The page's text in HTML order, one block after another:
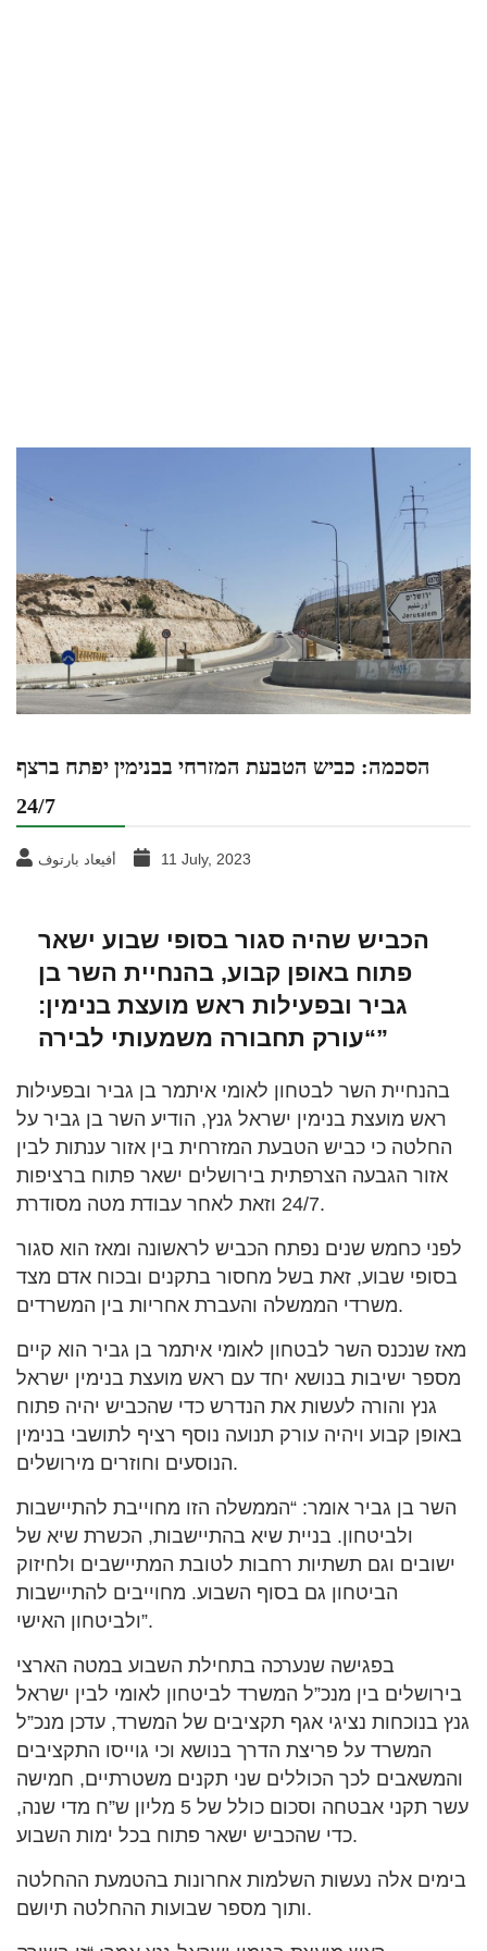
הסכמה: כביש הטבעת המזרחי בבנימין יפתח ברצף
24/7
أفيعاد بارتوف 11 July, 2023
הכביש שהיה סגור בסופי שבוע ישאר
פתוח באופן קבוע, בהנחיית השר בן
גביר ובפעילות ראש מועצת בנימין:
“עורק תחבורה משמעותי לבירה”
בהנחיית השר לבטחון לאומי איתמר בן גביר ובפעילות
ראש מועצת בנימין ישראל גנץ, הודיע השר בן גביר על
החלטה כי כביש הטבעת המזרחית בין אזור ענתות לבין
אזור הגבעה הצרפתית בירושלים ישאר פתוח ברציפות
24/7 וזאת לאחר עבודת מטה מסודרת.
לפני כחמש שנים נפתח הכביש לראשונה ומאז הוא סגור
בסופי שבוע, זאת בשל מחסור בתקנים ובכוח אדם מצד
משרדי הממשלה והעברת אחריות בין המשרדים.
מאז שנכנס השר לבטחון לאומי איתמר בן גביר הוא קיים
מספר ישיבות בנושא יחד עם ראש מועצת בנימין ישראל
גנץ והורה לעשות את הנדרש כדי שהכביש יהיה פתוח
באופן קבוע ויהיה עורק תנועה נוסף רציף לתושבי בנימין
הנוסעים וחוזרים מירושלים.
השר בן גביר אומר: “הממשלה הזו מחוייבת להתיישבות
ולביטחון. בניית שיא בהתיישבות, הכשרת שיא של
ישובים וגם תשתיות רחבות לטובת המתיישבים ולחיזוק
הביטחון גם בסוף השבוע. מחוייבים להתיישבות
ולביטחון האישי”.
בפגישה שנערכה בתחילת השבוע במטה הארצי
בירושלים בין מנכ”ל המשרד לביטחון לאומי לבין ישראל
גנץ בנוכחות נציגי אגף תקציבים של המשרד, עדכן מנכ”ל
המשרד על פריצת הדרך בנושא וכי גוייסו התקציבים
והמשאבים לכך הכוללים שני תקנים משטרתיים, חמישה
עשר תקני אבטחה וסכום כולל של 5 מליון ש”ח מדי שנה,
כדי שהכביש ישאר פתוח בכל ימות השבוע.
בימים אלה נעשות השלמות אחרונות בהטמעת ההחלטה
ותוך מספר שבועות ההחלטה תיושם.